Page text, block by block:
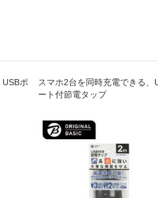
ポ
スマホ2台を同時充電できる、
ート付節電タップ